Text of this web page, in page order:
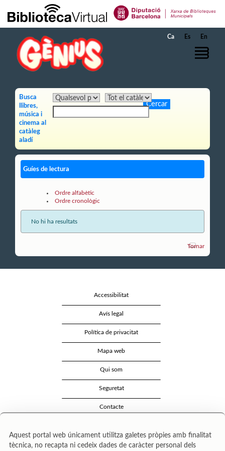
Salta al contingut principal
Ca Es En
Busca
llibres,
música i
cinema al
catàleg
aladí
Guíes de lectura
Ordre alfabètic
Ordre cronològic
No hi ha resultats
Tornar
Accessibilitat
Avís legal
Política de privacitat
Mapa web
Qui som
Seguretat
Contacte
Aquest portal web únicament utilitza galetes pròpies amb finalitat
tècnica, no recapta ni cedeix dades de caràcter personal dels